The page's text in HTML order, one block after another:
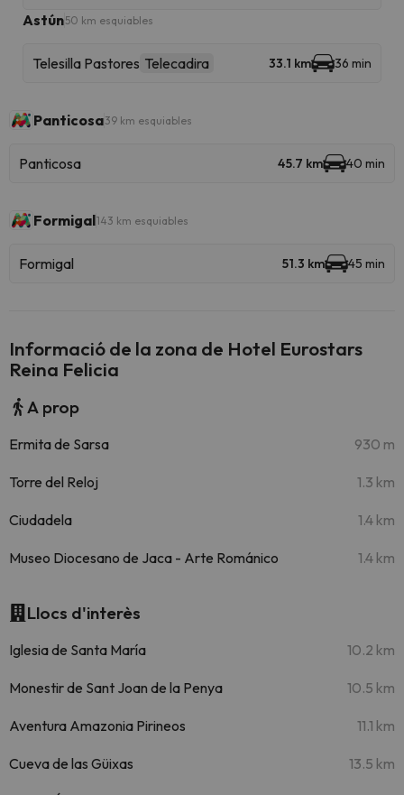
Astún50 km esquiables
Telesilla Pastores Telecadira 33.1 km 36 min
Panticosa39 km esquiables
Panticosa 45.7 km 40 min
Formigal143 km esquiables
Formigal 51.3 km 45 min
Informació de la zona de Hotel Eurostars
Reina Felicia
A prop
Ermita de Sarsa 930 m
Torre del Reloj 1.3 km
Ciudadela 1.4 km
Museo Diocesano de Jaca - Arte Románico 1.4 km
Llocs d'interès
Iglesia de Santa María 10.2 km
Monestir de Sant Joan de la Penya 10.5 km
Aventura Amazonia Pirineos 11.1 km
Cueva de las Güixas 13.5 km